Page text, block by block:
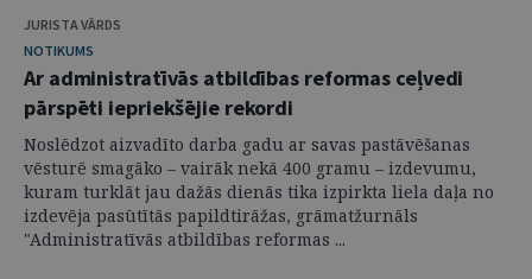
JURISTA VĀRDS
NOTIKUMS
Ar administratīvās atbildības reformas ceļvedi
pārspēti iepriekšējie rekordi
Noslēdzot aizvadīto darba gadu ar savas pastāvēšanas
vēsturē smagāko – vairāk nekā 400 gramu – izdevumu,
kuram turklāt jau dažās dienās tika izpirkta liela daļa no
izdevēja pasūtītās papildtirāžas, grāmatžurnāls
"Administratīvās atbildības reformas ...